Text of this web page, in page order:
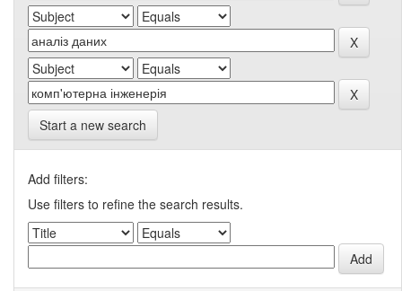
Start a new search
Add filters:
Use filters to refine the search results.